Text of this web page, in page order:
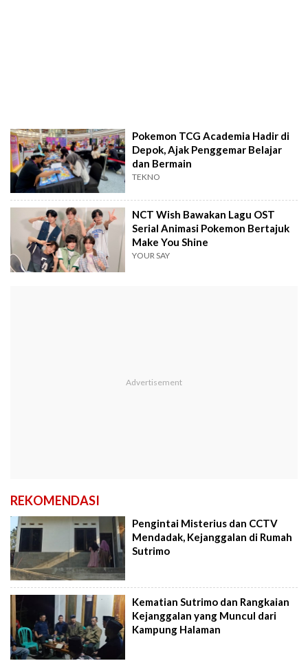
Pokemon TCG Academia Hadir di
Depok, Ajak Penggemar Belajar
dan Bermain
TEKNO
NCT Wish Bawakan Lagu OST
Serial Animasi Pokemon Bertajuk
Make You Shine
YOUR SAY
REKOMENDASI
Pengintai Misterius dan CCTV
Mendadak, Kejanggalan di Rumah
Sutrimo
Kematian Sutrimo dan Rangkaian
Kejanggalan yang Muncul dari
Kampung Halaman